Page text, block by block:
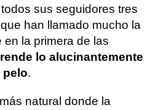
sus seguidores tres
han llamado mucho la
la primera de las
lo alucinantemente
pelo.
natural donde la